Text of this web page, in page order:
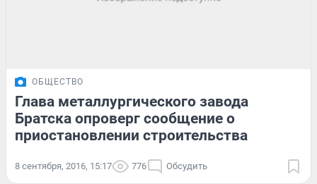
ОБЩЕСТВО
Глава металлургического завода
Братска опроверг сообщение о
приостановлении строительства
8 сентября, 2016, 15:17 776 Обсудить